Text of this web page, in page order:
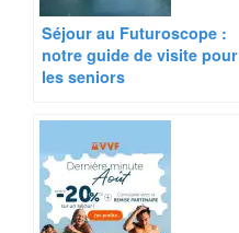
Séjour au Futuroscope :
notre guide de visite pour
les seniors